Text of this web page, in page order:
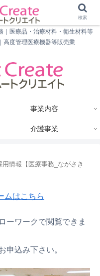
｜医療品・治療材料・衛生材料等
高度管理医療機器等販売業
事業内容
介護事業
用情報【医療事務_ながさき
ムはこちら
ーワークで閲覧できま
申込み下さい。
検索